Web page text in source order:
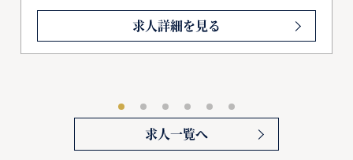
求人詳細を見る
求人一覧へ